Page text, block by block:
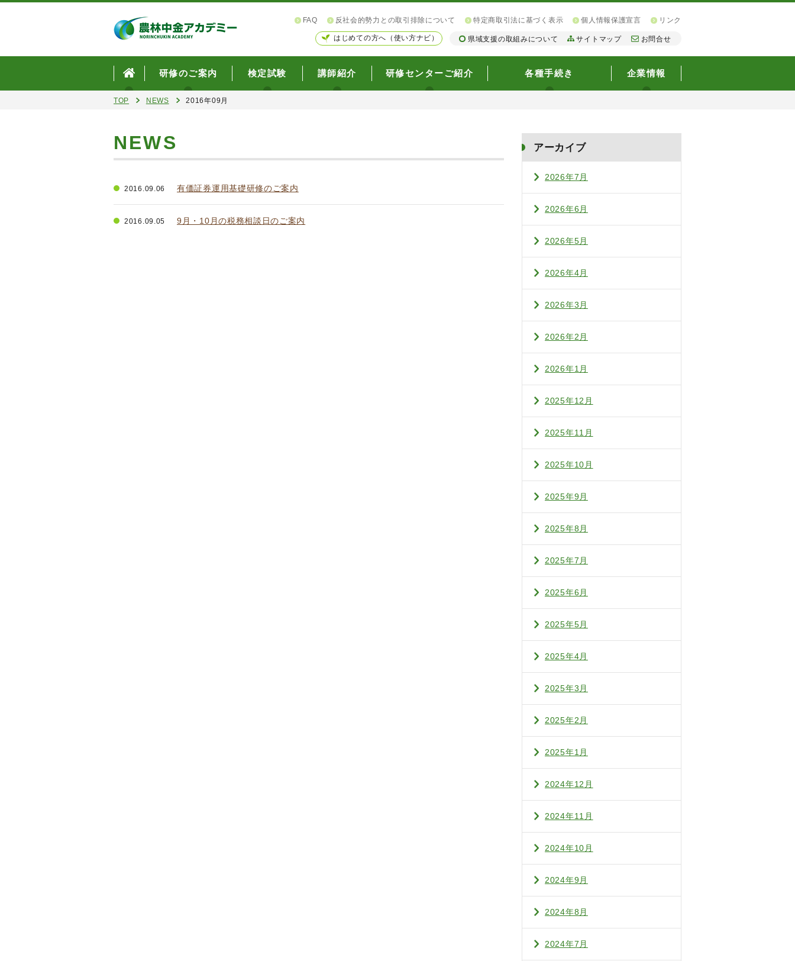
FAQ 反社会的勢力との取引排除について 特定商取引法に基づく表示 個人情報保護宣言 リンク
はじめての方へ（使い方ナビ） 県域支援の取組みについて サイトマップ お問合せ
研修のご案内 検定試験 講師紹介 研修センターご紹介 各種手続き 企業情報
TOP NEWS 2016年09月
NEWS
2016.09.06 有価証券運用基礎研修のご案内
2016.09.05 9月・10月の税務相談日のご案内
アーカイブ
2026年7月
2026年6月
2026年5月
2026年4月
2026年3月
2026年2月
2026年1月
2025年12月
2025年11月
2025年10月
2025年9月
2025年8月
2025年7月
2025年6月
2025年5月
2025年4月
2025年3月
2025年2月
2025年1月
2024年12月
2024年11月
2024年10月
2024年9月
2024年8月
2024年7月